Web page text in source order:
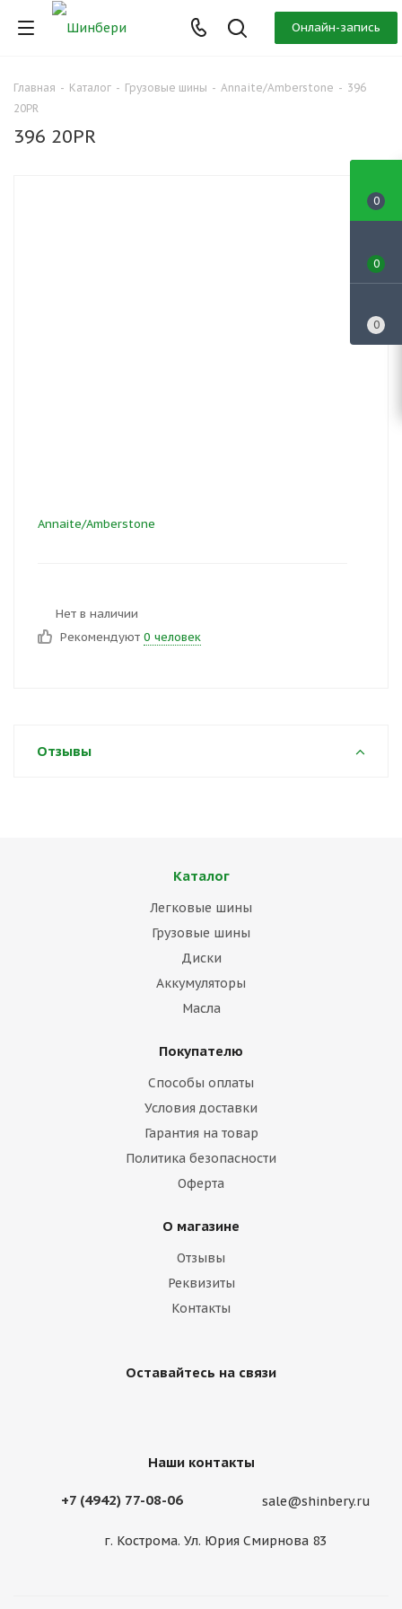
Онлайн-запись
Главная - Каталог - Грузовые шины - Annaite/Amberstone - 396
20PR
396 20PR
Annaite/Amberstone
Нет в наличии
Рекомендуют 0 человек
Отзывы
Каталог
Легковые шины
Грузовые шины
Диски
Аккумуляторы
Масла
Покупателю
Способы оплаты
Условия доставки
Гарантия на товар
Политика безопасности
Оферта
О магазине
Отзывы
Реквизиты
Контакты
Оставайтесь на связи
Наши контакты
+7 (4942) 77-08-06 sale@shinbery.ru
г. Кострома. Ул. Юрия Смирнова 83
0
0
0